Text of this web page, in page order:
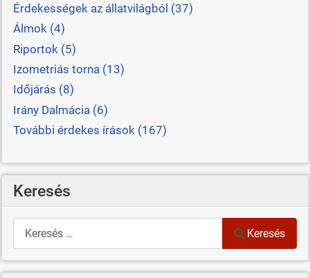
Érdekességek az állatvilágból (37)
Álmok (4)
Riportok (5)
Izometriás torna (13)
Időjárás (8)
Irány Dalmácia (6)
További érdekes írások (167)
Keresés
Keresés
Keresés